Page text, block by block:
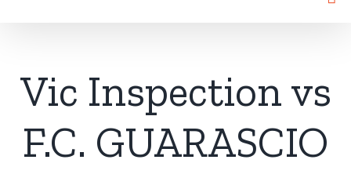
Vic Inspection vs
F.C. GUARASCIO